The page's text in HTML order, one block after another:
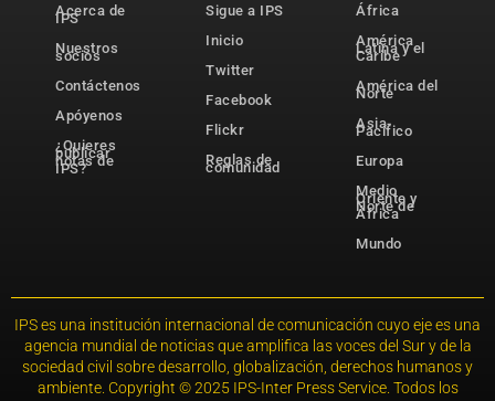
Acerca de
IPS
Nuestros
socios
Contáctenos
Apóyenos
¿Quieres
publicar
notas de
IPS?
Sigue a IPS
Inicio
Twitter
Facebook
Flickr
Reglas de
comunidad
África
América
Latina y el
Caribe
América del
Norte
Asia-
Pacífico
Europa
Medio
Oriente y
Norte de
África
Mundo
IPS es una institución internacional de comunicación cuyo eje es una
agencia mundial de noticias que amplifica las voces del Sur y de la
sociedad civil sobre desarrollo, globalización, derechos humanos y
ambiente. Copyright © 2025 IPS-Inter Press Service. Todos los